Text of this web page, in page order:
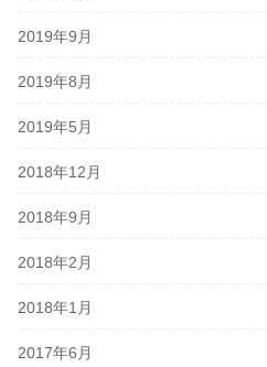
2019年9月
2019年8月
2019年5月
2018年12月
2018年9月
2018年2月
2018年1月
2017年6月